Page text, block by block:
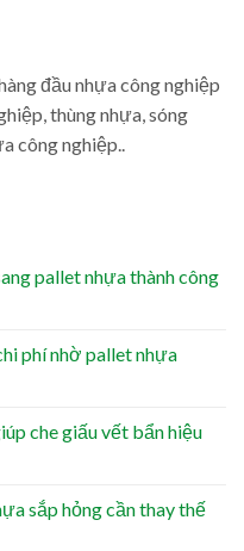
đầu nhựa công nghiệp
thùng nhựa, sóng
công nghiệp..
pallet nhựa thành công
phí nhờ pallet nhựa
che giấu vết bẩn hiệu
sắp hỏng cần thay thế